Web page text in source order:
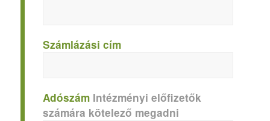
Számlázási cím
AdószámIntézményi előfizetők
számára kötelező megadni